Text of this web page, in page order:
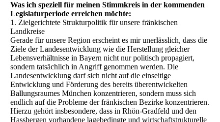
Was ich speziell für meinen Stimmkreis in der kommenden
Legislaturperiode erreichen möchte:
1. Zielgerichtete Strukturpolitik für unsere fränkischen
Landkreise
Gerade für unsere Region erscheint es mir unerlässlich, dass die
Ziele der Landesentwicklung wie die Herstellung gleicher
Lebensverhältnisse in Bayern nicht nur politisch propagiert,
sondern tatsächlich in Angriff genommen werden. Die
Landesentwicklung darf sich nicht auf die einseitige
Entwicklung und Förderung des bereits überentwickelten
Ballungsraumes München konzentrieren, sondern muss sich
endlich auf die Probleme der fränkischen Bezirke konzentrieren.
Hierzu gehört insbesondere, dass in Rhön-Gradfeld und den
Hassbergen vorhandene lagebedingte und wirtschaftstrukturelle